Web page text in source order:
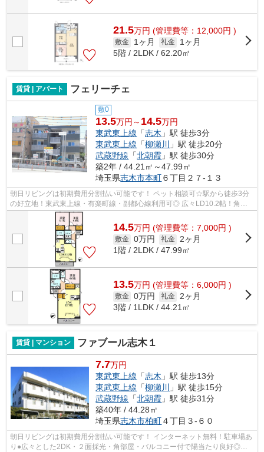
21.5万円 (管理費等：12,000円 )
敷金 1ヶ月 礼金
1ヶ月
5階 / 2LDK / 62.20㎡
賃貸 | アパート フェリーチェ
敷0
13.5万円～ 14.5万円
東武東上線 「志木 」駅 徒歩3分
東武東上線 「柳瀬川
」駅 徒歩20分
武蔵野線 「北朝霞 」駅 徒歩30分
築2年 / 44.21㎡～47.99㎡
埼玉県志木市本町６丁目２７-１３
朝日リビングは初期費用分割払い可能です！ ペット相談可☆駅から徒歩3分
の好立地！東武東上線・有楽町線・副都心線利用可◎ 広々LD10.2帖！角部
屋・バルコニー付で陽当たり良好◎インタ...
14.5万円 (管理費等：7,000円 )
敷金 0万円 礼金
2ヶ月
1階 / 2LDK / 47.99㎡
13.5万円 (管理費等：6,000円 )
敷金 0万円 礼金
2ヶ月
3階 / 1LDK / 44.21㎡
賃貸 | マンション ファブール志木１
7.7万円
東武東上線 「志木 」駅 徒歩13分
東武東上線 「柳瀬川
」駅 徒歩15分
武蔵野線 「北朝霞 」駅 徒歩31分
築40年 / 44.28㎡
埼玉県志木市柏町４丁目３-６０
朝日リビングは初期費用分割払い可能です！ インターネット無料！駐車場あ
り●広々とした2DK・２面採光・角部屋・バルコニー付で陽当たり良好◎エ